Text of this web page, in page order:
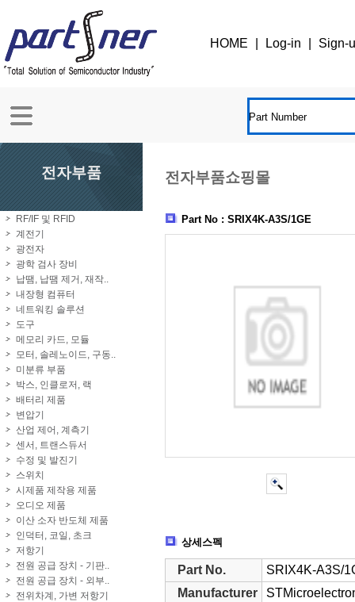
HOME Log-in Sign-
전자부품
RF/IF 및 RFID
계전기
광전자
광학 검사 장비
납땜, 납땜 제거, 재작..
내장형 컴퓨터
네트워킹 솔루션
도구
메모리 카드, 모듈
모터, 솔레노이드, 구동..
미분류 부품
박스, 인클로저, 랙
배터리 제품
변압기
산업 제어, 계측기
센서, 트랜스듀서
수정 및 발진기
스위치
시제품 제작용 제품
오디오 제품
이산 소자 반도체 제품
인덕터, 코일, 초크
저항기
전원 공급 장치 - 기판..
전원 공급 장치 - 외부..
전위차계, 가변 저항기
전자부품쇼핑몰
Part No : SRIX4K-A3S/1GE
상세스펙
Part No.
SRIX4K-A3S/
Manufacturer